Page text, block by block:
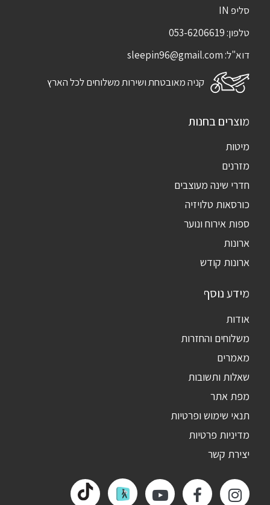
סליפ IN
טלפון:053-6206619
דוא"ל:sleepin96@gmail.com
קניה מאובטחת ושירות משלוחים לכל הארץ
מוצרים בחנות
מיטות
מזרנים
חדרי שינה מעוצבים
כורסאות טלויזיה
ספות אירוח ונוער
ארונות
ארונות קודש
מידע נוסף
אודות
משלוחים והחזרות
מאמרים
שאלות ותשובות
מפת אתר
תנאי שימוש ופרטיות
מדיניות פרטיות
יצירת קשר